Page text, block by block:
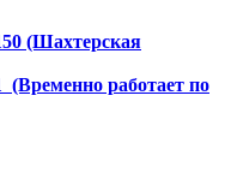
(Шахтерская
работает по